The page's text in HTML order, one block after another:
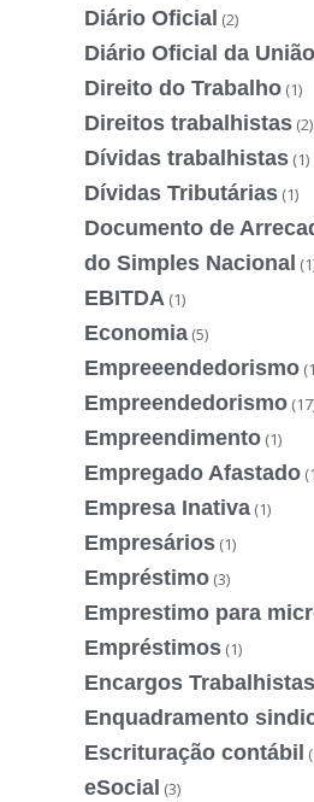
Diário Oficial (2)
Diário Oficial da União
Direito do Trabalho (1)
Direitos trabalhistas (2)
Dívidas trabalhistas (1)
Dívidas Tributárias (1)
Documento de
do Simples Nacional
EBITDA (1)
Economia (5)
Empreeendedorismo
Empreendedorismo
Empreendimento (1)
Empregado Afastado
Empresa Inativa (1)
Empresários (1)
Empréstimo (3)
Emprestimo para
Empréstimos (1)
Encargos Trabalhistas
Enquadramento
Escrituração contábil
eSocial (3)